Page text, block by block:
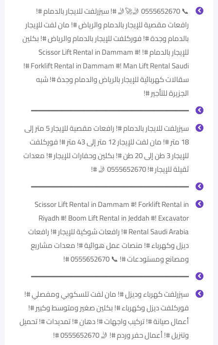
📞 0555652670 🤳🚀🤳 #! سيزرلفت للايجار بالدمام #!
رافعات مقصية للإيجار بالدمام والرياض #! مان لفت للإيجار
بالدمام وجدة #! فوركلفت للإيجار بالدمام والرياض #! بكلين
للإيجار بالدمام #! Scissor Lift Rental in Dammam #!
Forklift Rental in Dammam #! Man Lift Rental Saudi #!
سقالات كهربائية للإيجار بالرياض والدمام وجدة #! شبه
الجزيرة للتأجير #!
━━━━━━━━━━━━━━━━━━━━━━━━━━━━━━━━━━━━
سيزرلفت للايجار بالدمام #! رافعات مقصية للإيجار 5 متر إلى
18 متر #! مان لفت للإيجار 12 متر إلى 43 متر #! فوركلفت
للإيجار 3 طن إلى 20 طن #! بكلين وحفارات للإيجار #! معدات
ثقيلة للإيجار #! 0555652670 🤳 #!
━━━━━━━━━━━━━━━━━━━━━━━━━━━━━━━━━━━━
Scissor Lift Rental in Dammam #! Forklift Rental in
Riyadh #! Boom Lift Rental in Jeddah #! Excavator
Rental Saudi Arabia #! رافعات شوكية للإيجار #! رافعات
ديزل وكهرباء #! منصات عمل هوائية #! معدات مشاريع
ومصانع ومستودعات #! 📞 0555652670 #!
━━━━━━━━━━━━━━━━━━━━━━━━━━━━━━━━━━━━
سيزرلفت كهرباء وديزل #! مان لفت تلسكوبي ومفصلي #!
فوركلفت ديزل وكهرباء #! بكلين صغير ومتوسط وكبير #!
أعمال صيانة #! تركيب واجهات #! دهان #! تمديدات #! تحميل
وتنزيل #! أعمال حفر وردم #! 🤳 0555652670 #!